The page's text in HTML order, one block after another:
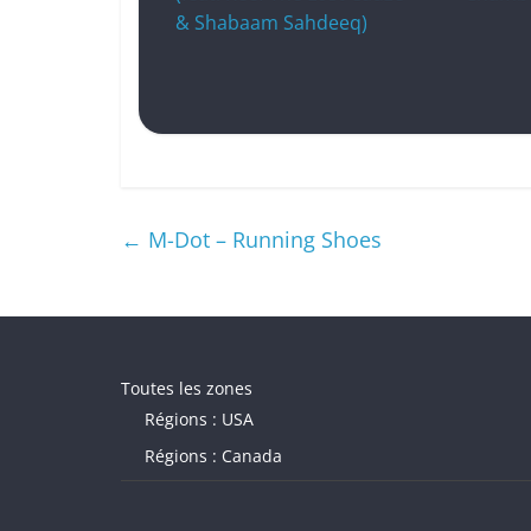
& Shabaam Sahdeeq)
← M-Dot – Running Shoes
Toutes les zones
Régions : USA
Régions : Canada